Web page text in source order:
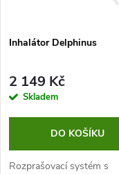
Inhalátor Delphinus
2 149 Kč
Skladem
DO KOŠÍKU
Rozprašovací systém s